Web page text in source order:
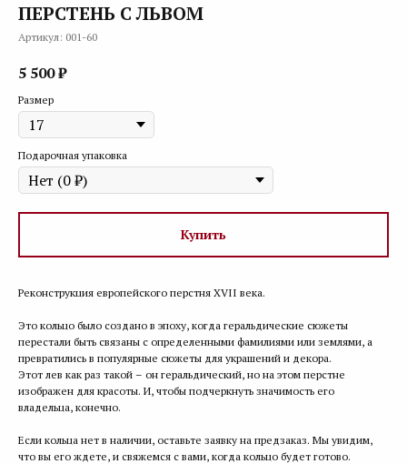
ПЕРСТЕНЬ С ЛЬВОМ
Артикул: 001-60
5 500₽
Размер
Подарочная упаковка
Купить
Реконструкция европейского перстня XVII века.
Это кольцо было создано в эпоху, когда геральдические сюжеты
перестали быть связаны с определенными фамилиями или землями, а
превратились в популярные сюжеты для украшений и декора.
Этот лев как раз такой – он геральдический, но на этом перстне
изображен для красоты. И, чтобы подчеркнуть значимость его
владельца, конечно.
Если кольца нет в наличии, оставьте заявку на предзаказ. Мы увидим,
что вы его ждете, и свяжемся с вами, когда кольцо будет готово.